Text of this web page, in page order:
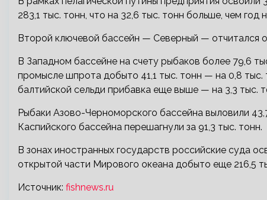
283,1 тыс. тонн, что на 32,6 тыс. тонн больше, чем год
Второй ключевой бассейн — Северный — отчитался
В Западном бассейне на счету рыбаков более 79,6
промысле шпрота добыто 41,1 тыс. тонн — на 0,8
балтийской сельди прибавка еще выше — на 3,3 тыс.
Рыбаки Азово-Черноморского бассейна выловили
Каспийского бассейна перешагнули за 91,3 тыс. тонн.
В зонах иностранных государств российские суда
открытой части Мирового океана добыто еще 216,5
Источник: fishnews.ru